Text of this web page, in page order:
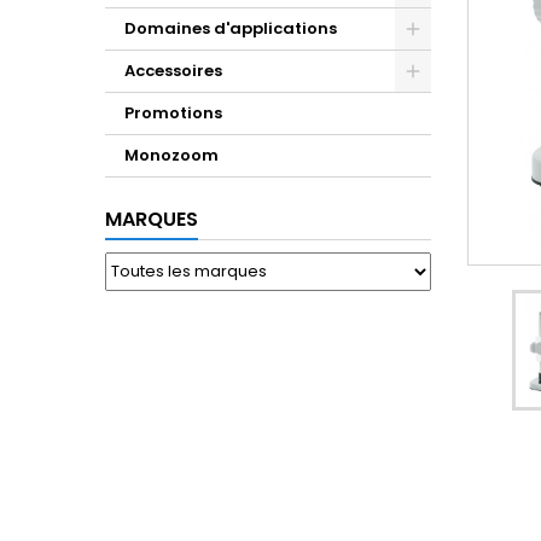
Domaines d'applications
Accessoires
Promotions
Monozoom
MARQUES